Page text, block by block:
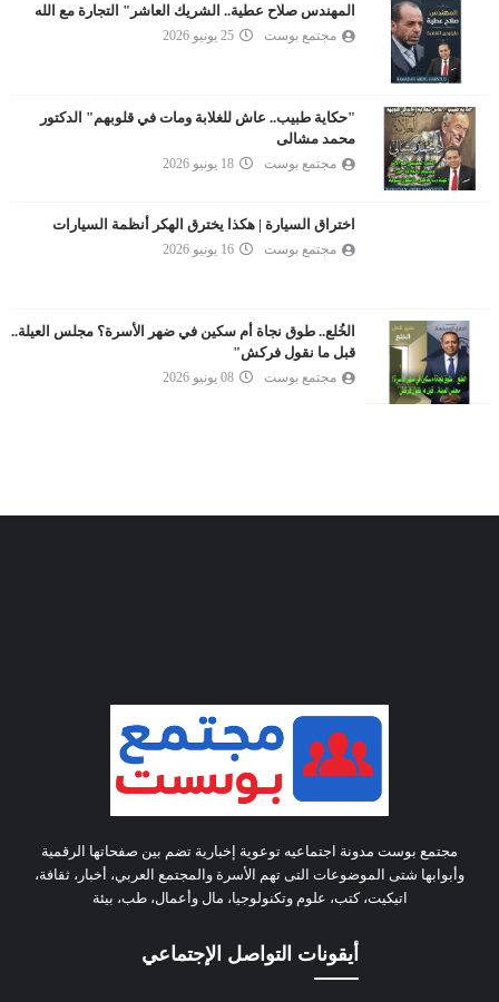
المهندس صلاح عطية.. الشريك العاشر" التجارة مع الله
مجتمع بوست 25 يونيو 2026
"حكاية طبيب.. عاش للغلابة ومات في قلوبهم" الدكتور
محمد مشالى
مجتمع بوست 18 يونيو 2026
اختراق السيارة | هكذا يخترق الهكر أنظمة السيارات
مجتمع بوست 16 يونيو 2026
الخُلع.. طوق نجاة أم سكين في ضهر الأسرة؟ مجلس العيلة..
قبل ما نقول فركش"
مجتمع بوست 08 يونيو 2026
مجتمع بوست مدونة اجتماعيه توعوية إخبارية تضم بين صفحاتها الرقمية
وأبوابها شتى الموضوعات التى تهم الأسرة والمجتمع العربي، أخبار، ثقافة،
اتيكيت، كتب، علوم وتكنولوجيا، مال وأعمال، طب، بيئة
أيقونات التواصل الإجتماعي